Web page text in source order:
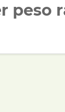
peso